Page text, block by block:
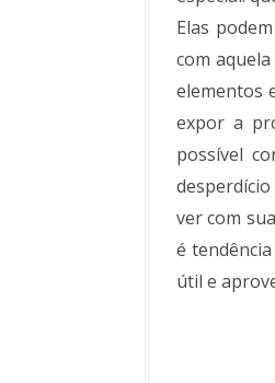
Elas
com
elementos
expor a
possível
ver com
é
útil e